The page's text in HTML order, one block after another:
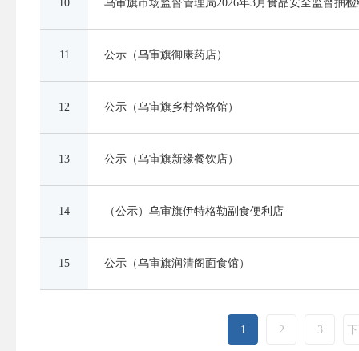
10 乌审旗市场监督管理局2026年3月食品安全监督抽
11 公示（乌审旗御康药店）
12 公示（乌审旗乡村饸饹馆）
13 公示（乌审旗新缘餐饮店）
14 （公示）乌审旗伊特格勒副食便利店
15 公示（乌审旗润清阁面食馆）
1 2 3